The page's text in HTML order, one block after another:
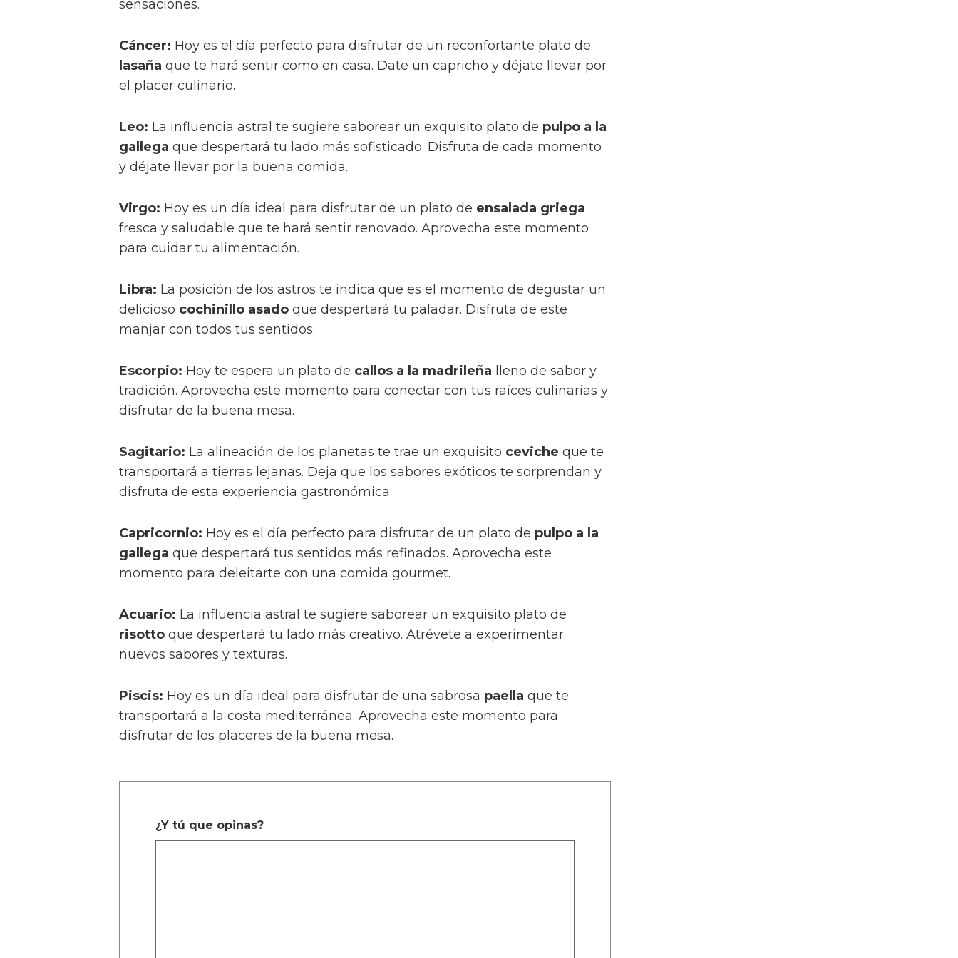
sensaciones.
Cáncer: Hoy es el día perfecto para disfrutar de un reconfortante plato de
lasaña que te hará sentir como en casa. Date un capricho y déjate llevar por
el placer culinario.
Leo: La influencia astral te sugiere saborear un exquisito plato de pulpo a la
gallega que despertará tu lado más sofisticado. Disfruta de cada momento
y déjate llevar por la buena comida.
Virgo: Hoy es un día ideal para disfrutar de un plato de ensalada griega
fresca y saludable que te hará sentir renovado. Aprovecha este momento
para cuidar tu alimentación.
Libra: La posición de los astros te indica que es el momento de degustar un
delicioso cochinillo asado que despertará tu paladar. Disfruta de este
manjar con todos tus sentidos.
Escorpio: Hoy te espera un plato de callos a la madrileña lleno de sabor y
tradición. Aprovecha este momento para conectar con tus raíces culinarias y
disfrutar de la buena mesa.
Sagitario: La alineación de los planetas te trae un exquisito ceviche que te
transportará a tierras lejanas. Deja que los sabores exóticos te sorprendan y
disfruta de esta experiencia gastronómica.
Capricornio: Hoy es el día perfecto para disfrutar de un plato de pulpo a la
gallega que despertará tus sentidos más refinados. Aprovecha este
momento para deleitarte con una comida gourmet.
Acuario: La influencia astral te sugiere saborear un exquisito plato de
risotto que despertará tu lado más creativo. Atrévete a experimentar
nuevos sabores y texturas.
Piscis: Hoy es un día ideal para disfrutar de una sabrosa paella que te
transportará a la costa mediterránea. Aprovecha este momento para
disfrutar de los placeres de la buena mesa.
¿Y tú que opinas?